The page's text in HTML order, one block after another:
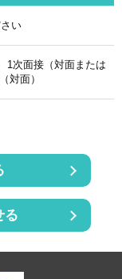
い
次面接（対面または
対面）
る